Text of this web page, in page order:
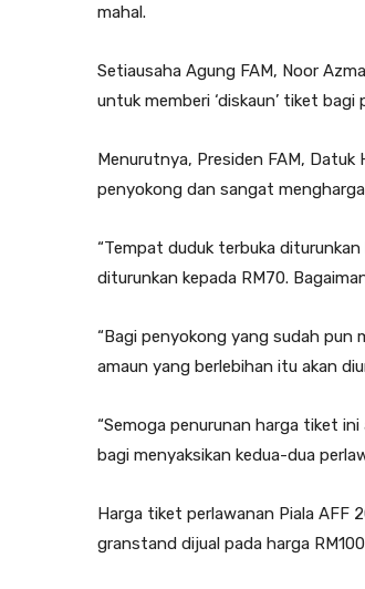
mahal.
Setiausaha Agung FAM, Noor
untuk memberi ‘diskaun’ tiket
Menurutnya, Presiden FAM,
penyokong dan sangat
“Tempat duduk terbuka
diturunkan kepada RM70.
“Bagi penyokong yang sudah pun
amaun yang berlebihan itu akan
“Semoga penurunan harga tiket
bagi menyaksikan kedua-dua
Harga tiket perlawanan Piala AFF
granstand dijual pada harga